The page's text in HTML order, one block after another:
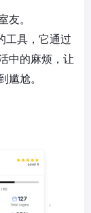
友。
工具，它通过
中的麻烦，让
尴尬。